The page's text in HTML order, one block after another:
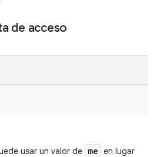
de acceso
usar un valor de me en lugar